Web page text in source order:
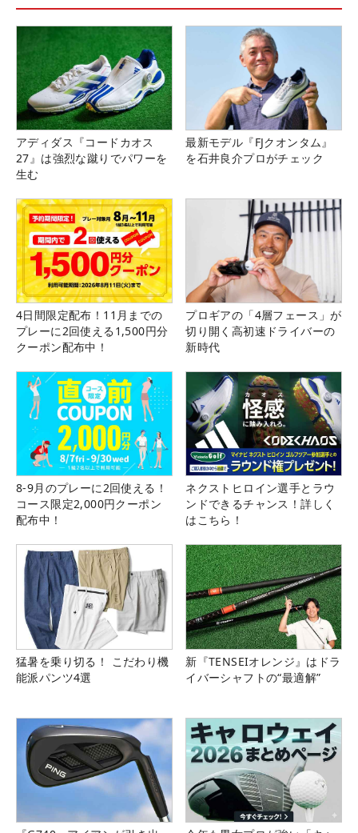
アディダス『コードカオス
27』は強烈な蹴りでパワーを
生む
最新モデル『FJクオンタム』
を石井良介プロがチェック
4日間限定配布！11月までの
プレーに2回使える1,500円分
クーポン配布中！
プロギアの「4層フェース」が
切り開く高初速ドライバーの
新時代
8-9月のプレーに2回使える！
コース限定2,000円クーポン
配布中！
ネクストヒロイン選手とラウ
ンドできるチャンス！詳しく
はこちら！
猛暑を乗り切る！ こだわり機
能派パンツ4選
新『TENSEIオレンジ』はドラ
イバーシャフトの“最適解”